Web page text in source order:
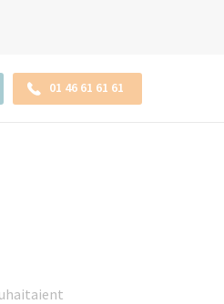
01 46 61 61 61